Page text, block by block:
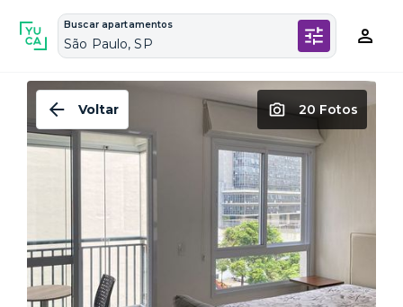
Buscar apartamentos
São Paulo, SP
Voltar 20 Fotos